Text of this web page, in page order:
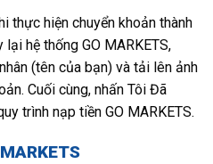
thực hiện chuyển khoản thành
lại hệ thống GO MARKETS,
(tên của bạn) và tải lên ảnh
Cuối cùng, nhấn Tôi Đã
trình nạp tiền GO MARKETS.